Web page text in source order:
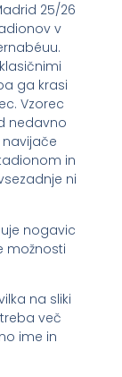
25/26
v
ga krasi
Vzorec
nedavno
in
ni
nogavic
možnosti
na sliki
več
ime in